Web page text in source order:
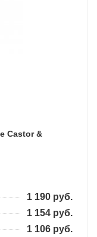
Castor &
1 190 руб.
1 154 руб.
1 106 руб.